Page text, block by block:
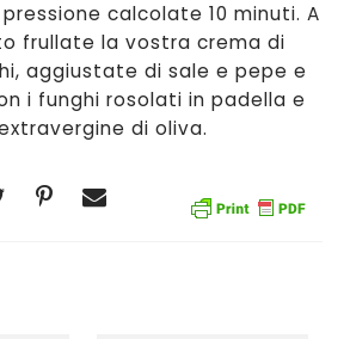
calcolate 10 minuti. A
frullate la vostra crema di
aggiustate di sale e pepe e
i funghi rosolati in padella e
di oliva.